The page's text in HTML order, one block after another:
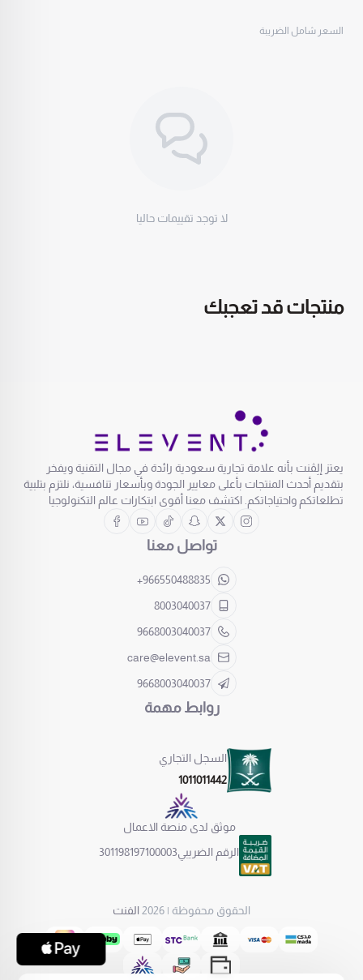
السعر شامل الضريبة
لا توجد تقييمات حاليا
منتجات قد تعجبك
يعتز إلِڤنت بأنه علامة تجارية سعودية رائدة في مجال التقنية ويفخر
بتقديم أحدث المنتجات بأعلى معايير الجودة وبأسعار تنافسية، نلتزم بتلبية
تطلعاتكم واحتياجاتكم. اكتشف معنا أقوى ابتكارات عالم التكنولوجيا
روابط مهمة
تواصل معنا
+966550488835
8003040037
9668003040037
care@elevent.sa
9668003040037
السجل التجاري
1011011442
موثق لدى منصة الاعمال
الرقم الضريبي301198197100003
الحقوق محفوظة | 2026 الفنت